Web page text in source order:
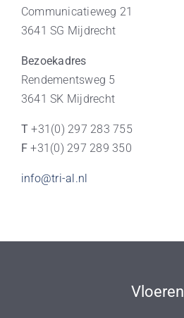
Communicatieweg 21
3641 SG Mijdrecht
Bezoekadres
Rendementsweg 5
3641 SK Mijdrecht
T +31(0) 297 283 755
F +31(0) 297 289 350
info@tri-al.nl
Vloeren